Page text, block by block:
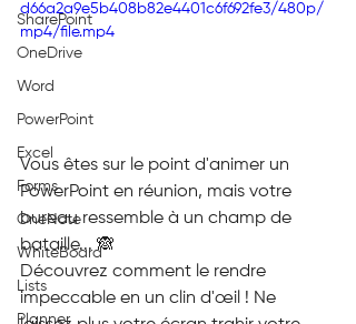
SharePoint
OneDrive
Word
PowerPoint
Excel
Forms
OneNote
WhiteBoard
Lists
Planner
d66a2a9e5b408b82e4401c6f692fe3/480p/
mp4/file.mp4
Vous êtes sur le point d'animer un
PowerPoint en réunion, mais votre
bureau ressemble à un champ de
bataille... 🙈
Découvrez comment le rendre
impeccable en un clin d'œil ! Ne